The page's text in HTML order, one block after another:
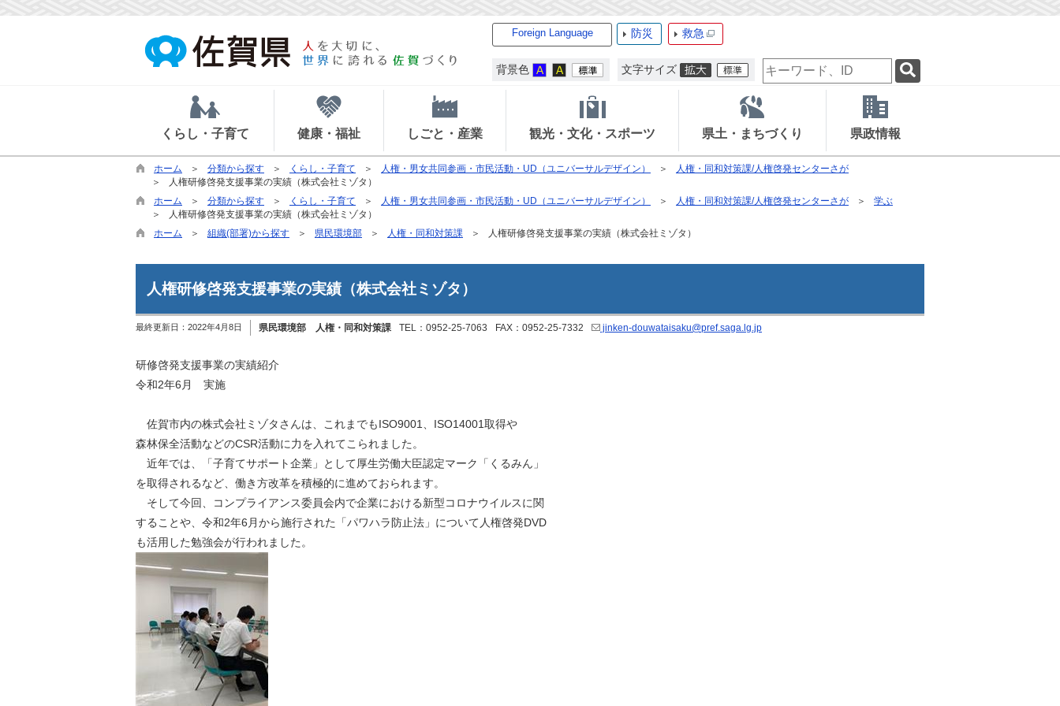
Foreign Language 防災 救急
背景色 文字サイズ
検
索
ー
ー
ド
くらし・子育て 健康・福祉 しごと・産業 観光・文化・スポーツ 県土・まちづくり 県政情報
ホーム 分類から探す くらし・子育て 人権・男女共同参画・市民活動・UD（ユニバーサルデザイン）
人権・同和対策課/人権啓発センターさが
人権研修啓発支援事業の実績（株式会社ミゾタ）
ホーム
分類から探す くらし・子育て 人権・男女共同参画・市民活動・UD（ユニバーサルデザイン） 人権・同和対策課/人権啓発センターさが
学ぶ
人権研修啓発支援事業の実績（株式会社ミゾタ）
ホーム
組織(部署)から探す 県民環境部 人権・同和対策課 人権研修啓発支援事業の実績（株式会社ミゾタ）
人権研修啓発支援事業の実績（株式会社ミゾタ）
最終更新日： 2022年4月8日 県民環境部 人権・同和対策課 TEL：0952-25-7063 FAX：0952-25-7332 jinken-douwataisaku@pref.saga.lg.jp
研修啓発支援事業の実績紹介
令和2年6月 実施
佐賀市内の株式会社ミゾタさんは、これまでもISO9001、ISO14001取得や
森林保全活動などのCSR活動に力を入れてこられました。
近年では、「子育てサポート企業」として厚生労働大臣認定マーク「くるみん」
を取得されるなど、働き方改革を積極的に進めておられます。
そして今回、コンプライアンス委員会内で企業における新型コロナウイルスに関
することや、令和2年6月から施行された「パワハラ防止法」について人権啓発DVD
も活用した勉強会が行われました。